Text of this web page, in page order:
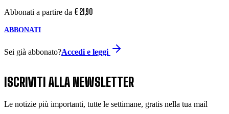
Abbonati a partire da € 21,90
ABBONATI
Sei già abbonato?Accedi e leggi
ISCRIVITI ALLA NEWSLETTER
Le notizie più importanti, tutte le settimane, gratis nella tua mail